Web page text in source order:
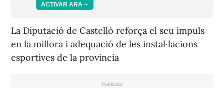
ACTIVAR ARA
La Diputació de Castelló reforça el seu impuls
en la millora i adequació de les instal·lacions
esportives de la província